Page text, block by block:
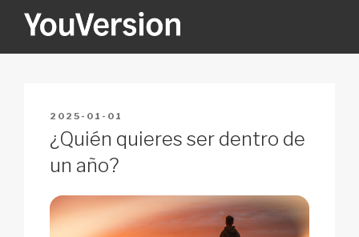
YOUVERSION
POSTED
ON
2025-01-01
¿Quién quieres ser dentro de
un año?